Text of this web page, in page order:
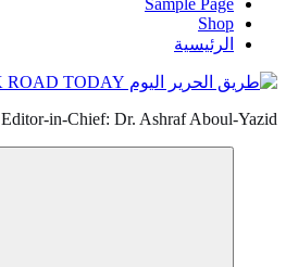
Sample Page
Shop
الرئيسية
Editor-in-Chief: Dr. Ashraf Aboul-Yazid